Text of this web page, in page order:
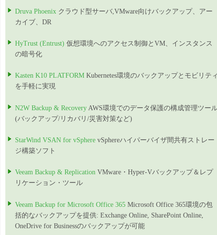
Druva Phoenix クラウド型サーバ,VMware向けバックアップ、アー
カイブ、DR
HyTrust (Entrust) 仮想環境へのアクセス制御とVM、インスタンス
の暗号化
Kasten K10 PLATFORM Kubernetes環境のバックアップとモビリテ
を手軽に実現
N2W Backup & Recovery AWS環境でのデータ保護の構成管理ツー
(バックアップ/リカバリ/災害対策など)
StarWind VSAN for vSphere vSphereハイパーバイザ間共有ストレー
ジ構築ソフト
Veeam Backup & Replication VMware・Hyper-Vバックアップ＆レプ
リケーション・ツール
Veeam Backup for Microsoft Office 365 Microsoft Office 365環境の包
括的なバックアップを提供: Exchange Online, SharePoint Online,
OneDrive for Businessのバックアップが可能